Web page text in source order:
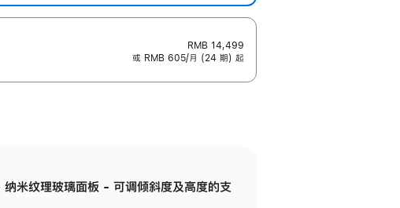
RMB 14,499
或 RMB 605/月 (24 期) 起
纹理玻璃面板 - 可调倾斜度及高度的支